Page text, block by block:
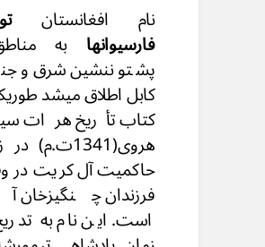
نام افغانستان
فارسیوانها به
پشتوننشین شرق و
کابل اطلاق میشد
کتاب تأریخ هرات
هروی(1341ت.م)
حاکمیت آل کریت
فرزندان چنگیزخان
است. این نام به